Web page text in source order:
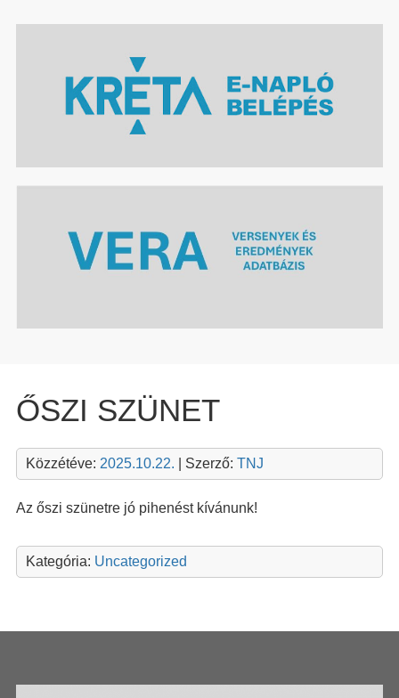
ŐSZI SZÜNET
Közzétéve: 2025.10.22. | Szerző: TNJ
Az őszi szünetre jó pihenést kívánunk!
Kategória: Uncategorized